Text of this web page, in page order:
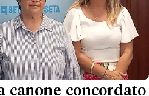
canone concordato